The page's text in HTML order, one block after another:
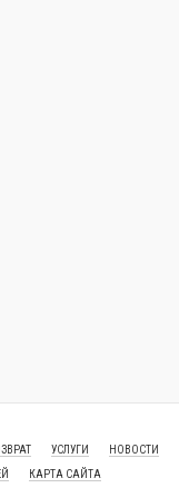
УСЛУГИ НОВОСТИ
КАРТА САЙТА